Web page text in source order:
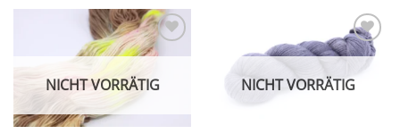
Add to
NICHT VORRÄTIG
Add to
wishlist
NICHT VORRÄTIG